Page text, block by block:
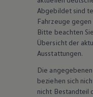
Abgebildet sind
Fahrzeuge
Bitte beachten
Übersicht der
Ausstattungen.
Die
beziehen sich
nicht Bestandteil